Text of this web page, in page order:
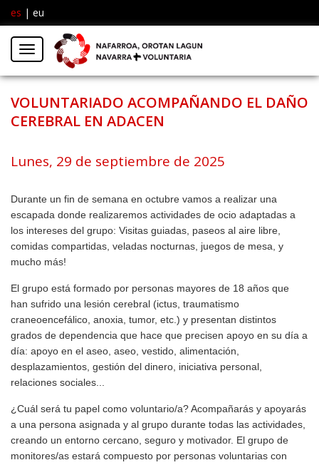
es | eu
Menú
VOLUNTARIADO ACOMPAÑANDO EL DAÑO
CEREBRAL EN ADACEN
Lunes, 29 de septiembre de 2025
Durante un fin de semana en octubre vamos a realizar una
escapada donde realizaremos actividades de ocio adaptadas a
los intereses del grupo: Visitas guiadas, paseos al aire libre,
comidas compartidas, veladas nocturnas, juegos de mesa, y
mucho más!
El grupo está formado por personas mayores de 18 años que
han sufrido una lesión cerebral (ictus, traumatismo
craneoencefálico, anoxia, tumor, etc.) y presentan distintos
grados de dependencia que hace que precisen apoyo en su día a
día: apoyo en el aseo, aseo, vestido, alimentación,
desplazamientos, gestión del dinero, iniciativa personal,
relaciones sociales...
¿Cuál será tu papel como voluntario/a? Acompañarás y apoyarás
a una persona asignada y al grupo durante todas las actividades,
creando un entorno cercano, seguro y motivador. El grupo de
monitores/as estará compuesto por personas voluntarias con